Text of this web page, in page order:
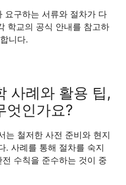
요구하는 서류와 절차가 다
학교의 공식 안내를 참고하
니다.
사례와 활용 팁,
엇인가요?
는 철저한 사전 준비와 현지
. 사례를 통해 절차를 숙지
수칙을 준수하는 것이 중